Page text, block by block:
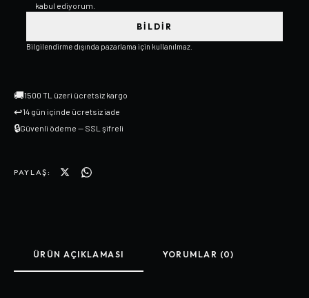
kabul ediyorum.
BILDIR
Bilgilendirme dışında pazarlama için kullanılmaz.
🚚1500 TL üzeri ücretsiz kargo
↩14 gün içinde ücretsiz iade
🔒Güvenli ödeme — SSL şifreli
PAYLAŞ:
ÜRÜN AÇIKLAMASI YORUMLAR (0)